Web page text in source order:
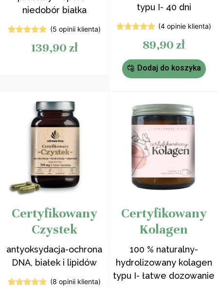
niedobór białka
na 5
(5 opinii klienta)
139,90 zł
typu I- 40 dni
na 5
podstawie
ocen
klientów
(4 opinie klienta)
89,90 zł
Dodaj do koszyka
Certyfikowany
Czystek
antyoksydacja-ochrona
DNA, białek i lipidów
(8 opinii klienta)
Certyfikowany
Kolagen
100 % naturalny-
hydrolizowany kolagen
typu I- łatwe dozowanie